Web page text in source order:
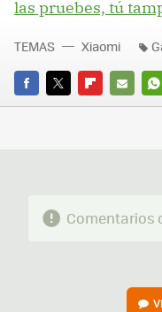
las pruebes, tú
FACEBOOK
TWITTERFLIPBOARD
E-
TEMAS Xiaomi
Comentarios